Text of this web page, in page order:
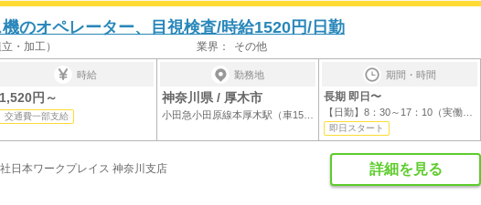
のオペレーター、目視検査/時給1520円/日勤
・加工） 業界： その他
時給
1,520円～
交通費一部支給
勤務地
神奈川県 / 厚木市
期間・時間
長期 即日〜
即日スタート
詳細を見る
日本ワークプレイス 神奈川支店